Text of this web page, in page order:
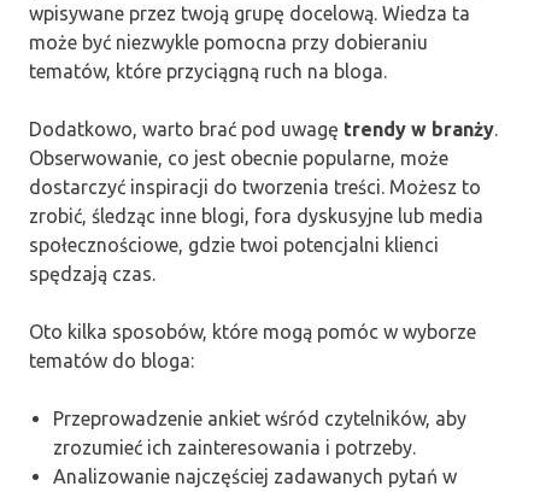
wpisywane przez twoją grupę docelową. Wiedza ta
może być niezwykle pomocna przy dobieraniu
tematów, które przyciągną ruch na bloga.
Dodatkowo, warto brać pod uwagę trendy w branży
Obserwowanie, co jest obecnie popularne, może
dostarczyć inspiracji do tworzenia treści. Możesz to
zrobić, śledząc inne blogi, fora dyskusyjne lub media
społecznościowe, gdzie twoi potencjalni klienci
spędzają czas.
Oto kilka sposobów, które mogą pomóc w wyborze
tematów do bloga:
Przeprowadzenie ankiet wśród czytelników, aby
zrozumieć ich zainteresowania i potrzeby.
Analizowanie najczęściej zadawanych pytań w